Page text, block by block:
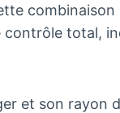
contrôle total,
et son rayon